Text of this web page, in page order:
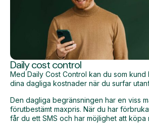
Daily cost control
Med Daily Cost Control kan du som kund
dina dagliga kostnader när du surfar
Den dagliga begränsningen har en viss
förutbestämt maxpris. När du har
får du ett SMS och har möjlighet att köpa